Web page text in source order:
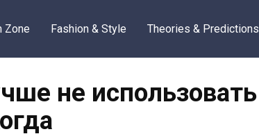
Zone Fashion & Style Theories & Predictions
не использовать